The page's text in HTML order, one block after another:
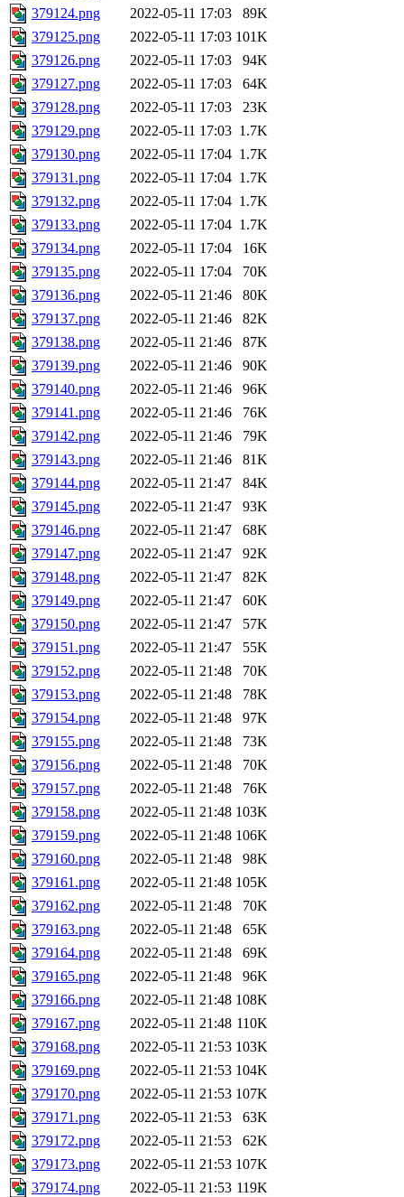
379124.png
2022-05-11 17:03
89K
379125.png
2022-05-11 17:03 101K
379126.png
2022-05-11 17:03
94K
379127.png
2022-05-11 17:03
64K
379128.png
2022-05-11 17:03
23K
379129.png
2022-05-11 17:03 1.7K
379130.png
2022-05-11 17:04 1.7K
379131.png
2022-05-11 17:04 1.7K
379132.png
2022-05-11 17:04 1.7K
379133.png
2022-05-11 17:04 1.7K
379134.png
2022-05-11 17:04
16K
379135.png
2022-05-11 17:04
70K
379136.png
2022-05-11 21:46
80K
379137.png
2022-05-11 21:46
82K
379138.png
2022-05-11 21:46
87K
379139.png
2022-05-11 21:46
90K
379140.png
2022-05-11 21:46
96K
379141.png
2022-05-11 21:46
76K
379142.png
2022-05-11 21:46
79K
379143.png
2022-05-11 21:46
81K
379144.png
2022-05-11 21:47
84K
379145.png
2022-05-11 21:47
93K
379146.png
2022-05-11 21:47
68K
379147.png
2022-05-11 21:47
92K
379148.png
2022-05-11 21:47
82K
379149.png
2022-05-11 21:47
60K
379150.png
2022-05-11 21:47
57K
379151.png
2022-05-11 21:47
55K
379152.png
2022-05-11 21:48
70K
379153.png
2022-05-11 21:48
78K
379154.png
2022-05-11 21:48
97K
379155.png
2022-05-11 21:48
73K
379156.png
2022-05-11 21:48
70K
379157.png
2022-05-11 21:48
76K
379158.png
2022-05-11 21:48 103K
379159.png
2022-05-11 21:48 106K
379160.png
2022-05-11 21:48
98K
379161.png
2022-05-11 21:48 105K
379162.png
2022-05-11 21:48
70K
379163.png
2022-05-11 21:48
65K
379164.png
2022-05-11 21:48
69K
379165.png
2022-05-11 21:48
96K
379166.png
2022-05-11 21:48 108K
379167.png
2022-05-11 21:48 110K
379168.png
2022-05-11 21:53 103K
379169.png
2022-05-11 21:53 104K
379170.png
2022-05-11 21:53 107K
379171.png
2022-05-11 21:53
63K
379172.png
2022-05-11 21:53
62K
379173.png
2022-05-11 21:53 107K
379174.png
2022-05-11 21:53 119K